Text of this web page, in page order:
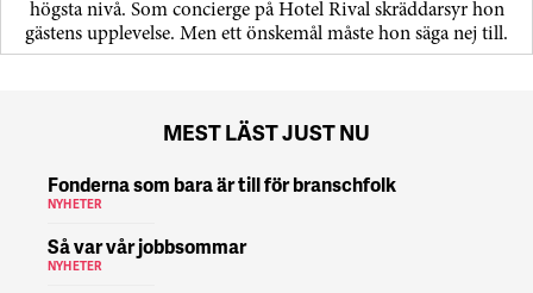
högsta nivå. Som concierge på Hotel Rival skräddarsyr hon
gästens upp­levelse. Men ett önskemål måste hon säga nej till.
MEST LÄST JUST NU
Fonderna som bara är till för branschfolk
NYHETER
Så var vår jobbsommar
NYHETER